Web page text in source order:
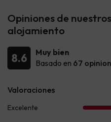
Opiniones de
alojamiento
8.6
Muy bien
Basado en 67